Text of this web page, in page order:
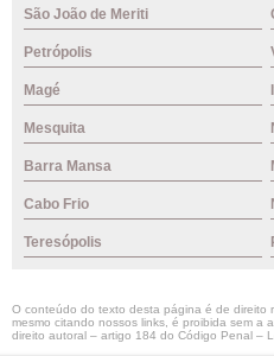
São João de Meriti
Petrópolis
Magé
Mesquita
Barra Mansa
Cabo Frio
Teresópolis
O conteúdo do texto desta página é de direito
mesmo citando nossos links, é proibida sem a
direito autoral – artigo 184 do Código Penal –